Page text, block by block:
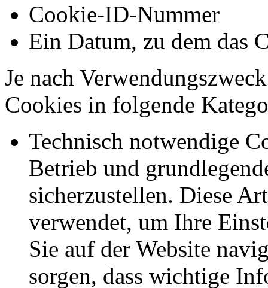
Cookie-ID-Nummer
Ein Datum, zu dem das
Je nach
Cookies in folgende
Technisch notwendige
Betrieb und
sicherzustellen. Diese
verwendet, um Ihre
Sie auf der Website
sorgen, dass wichtige